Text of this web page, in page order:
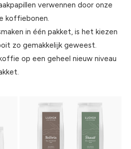
verwennen door onze
koffiebonen.
in één pakket, is het kiezen
zo gemakkelijk geweest.
op een geheel nieuw niveau